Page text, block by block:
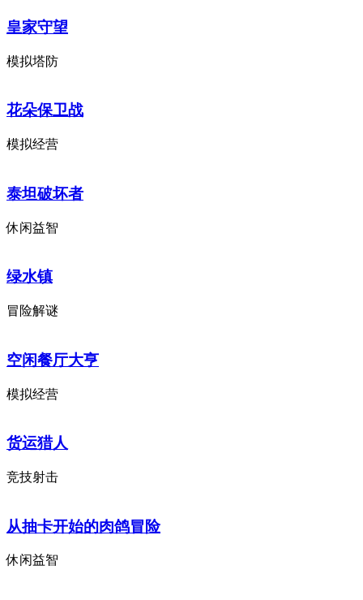
皇家守望
模拟塔防
花朵保卫战
模拟经营
泰坦破坏者
休闲益智
绿水镇
冒险解谜
空闲餐厅大亨
模拟经营
货运猎人
竞技射击
从抽卡开始的肉鸽冒险
休闲益智